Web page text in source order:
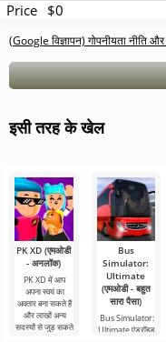
Price $0
(Google विज्ञापन) गोपनीयता नीति
इसी तरह के खेल
PK XD (एमओडी
- अनलॉक)
PK XD में आप
अपना स्वयं का
अवतार बना सकते हैं
और लाखों अन्य
सदस्यों से जुड़ सकते
Bus
Simulator:
Ultimate
(एमओडी - बहुत
सारा पैसा)
Bus Simulator:
Ultimate एंड्रॉइड